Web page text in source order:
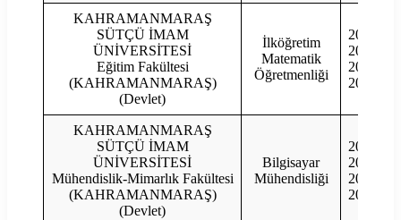
KAHRAMANMARAŞ
SÜTÇÜ İMAM
ÜNİVERSİTESİ
Eğitim Fakültesi
(KAHRAMANMARAŞ)
(Devlet)
İlköğretim
Matematik
Öğretmenliği
2023
2022
2021
2020
KAHRAMANMARAŞ
SÜTÇÜ İMAM
ÜNİVERSİTESİ
Mühendislik-Mimarlık Fakültesi
(KAHRAMANMARAŞ)
(Devlet)
Bilgisayar
Mühendisliği
2023
2022
2021
2020